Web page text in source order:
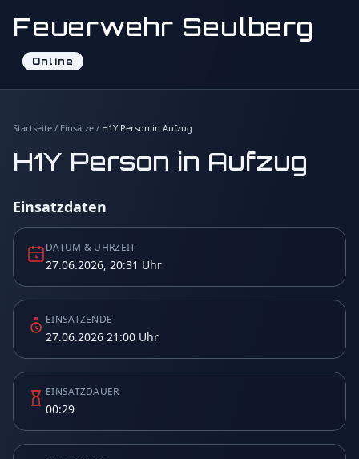
Feuerwehr Seulberg
Online
Startseite / Einsätze / H1Y Person in Aufzug
H1Y Person in Aufzug
Einsatzdaten
DATUM & UHRZEIT
27.06.2026, 20:31 Uhr
EINSATZENDE
27.06.2026 21:00 Uhr
EINSATZDAUER
00:29